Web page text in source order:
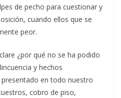
de pecho para cuestionar y
cuando ellos que se
peor.
¿por qué no se ha podido
y hechos
en todo nuestro
cobro de piso,